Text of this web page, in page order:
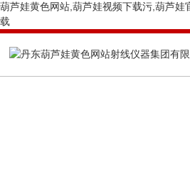
葫芦娃黄色网站,葫芦娃视频下载污,葫芦娃
载